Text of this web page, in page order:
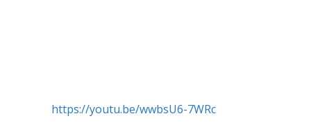
https://youtu.be/wwbsU6-7WRc